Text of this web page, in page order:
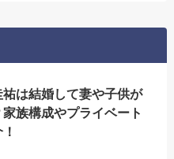
祐は結婚して妻や子供が
家族構成やプライベート